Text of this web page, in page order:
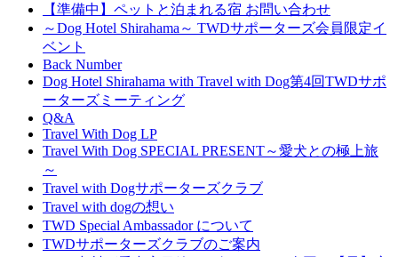
【準備中】ペットと泊まれる宿 お問い合わせ
～Dog Hotel Shirahama～ TWDサポーターズ会員限定イ
ベント
Back Number
Dog Hotel Shirahama with Travel with Dog第4回TWDサポ
ーターズミーティング
Q&A
Travel With Dog LP
Travel With Dog SPECIAL PRESENT～愛犬との極上旅
～
Travel with Dogサポーターズクラブ
Travel with dogの想い
TWD Special Ambassador について
TWDサポーターズクラブのご案内